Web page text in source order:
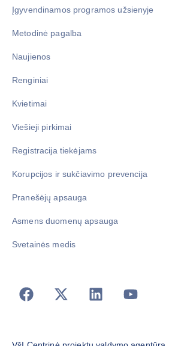
Įgyvendinamos programos užsienyje
Metodinė pagalba
Naujienos
Renginiai
Kvietimai
Viešieji pirkimai
Registracija tiekėjams
Korupcijos ir sukčiavimo prevencija
Pranešėjų apsauga
Asmens duomenų apsauga
Svetainės medis